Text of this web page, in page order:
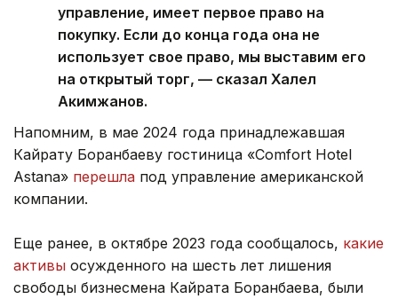
управление, имеет первое право на
покупку. Если до конца года она не
использует свое право, мы выставим его
на открытый торг, — сказал Халел
Акимжанов.
Напомним, в мае 2024 года принадлежавшая
Кайрату Боранбаеву гостиница «Comfort Hotel
Astana» перешла под управление американской
компании.
Еще ранее, в октябре 2023 года сообщалось, какие
активы осужденного на шесть лет лишения
свободы бизнесмена Кайрата Боранбаева, были